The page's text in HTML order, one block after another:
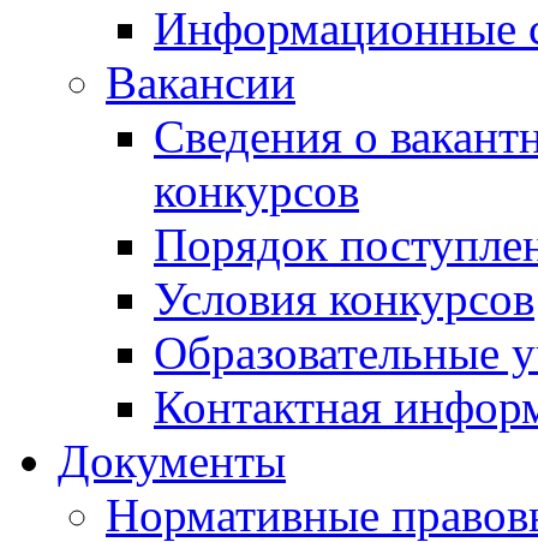
Информационные
Вакансии
Сведения о
конкурсов
Порядок
Условия конкурсов
Образовательные
Контактная
Документы
Нормативные